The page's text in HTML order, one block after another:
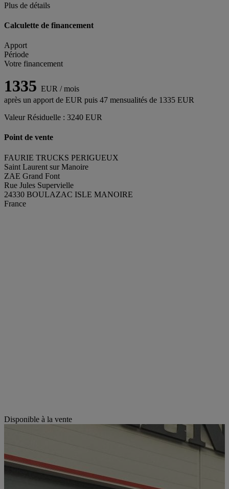
Plus de détails
Calculette de financement
Apport
Période
Votre financement
1335 EUR / mois
après un apport de EUR puis 47 mensualités de 1335 EUR
Valeur Résiduelle : 3240 EUR
Point de vente
FAURIE TRUCKS PERIGUEUX
Saint Laurent sur Manoire
ZAE Grand Font
Rue Jules Supervielle
24330 BOULAZAC ISLE MANOIRE
France
Disponible à la vente